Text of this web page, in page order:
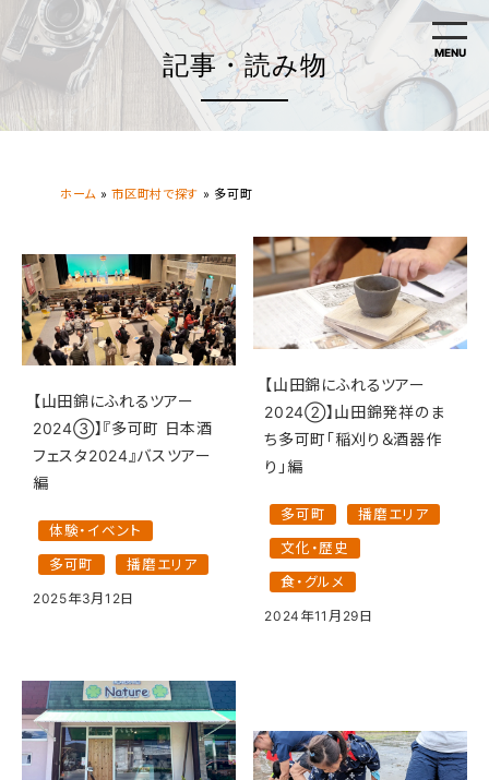
記事・読み物
ホーム »市区町村で探す » 多可町
【山田錦にふれるツアー
2024③】『多可町 日本酒
フェスタ2024』バスツアー
編
体験・イベント
多可町 播磨エリア
2025年3月12日
【山田錦にふれるツアー
2024②】山田錦発祥のま
ち多可町「稲刈り＆酒器作
り」編
多可町 播磨エリア
文化・歴史
食・グルメ
2024年11月29日
MENU